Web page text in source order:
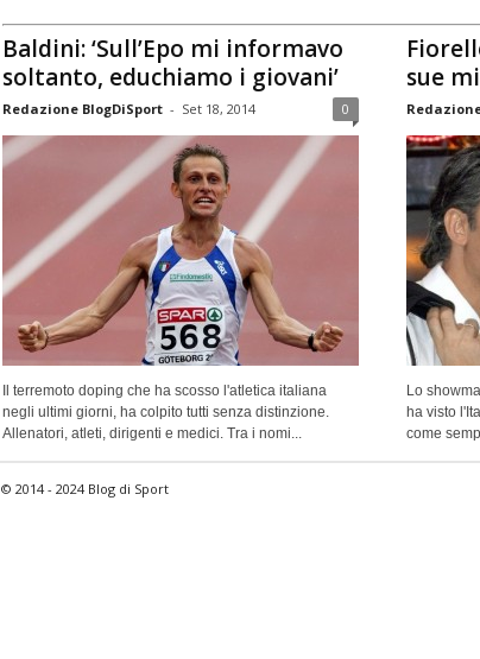
Baldini: ‘Sull’Epo mi informavo
soltanto, educhiamo i giovani’
Redazione BlogDiSport - Set 18, 2014 0
Il terremoto doping che ha scosso l'atletica italiana
negli ultimi giorni, ha colpito tutti senza distinzione.
Allenatori, atleti, dirigenti e medici. Tra i nomi...
sue
Lo
ha visto
come
© 2014 - 2024 Blog di Sport